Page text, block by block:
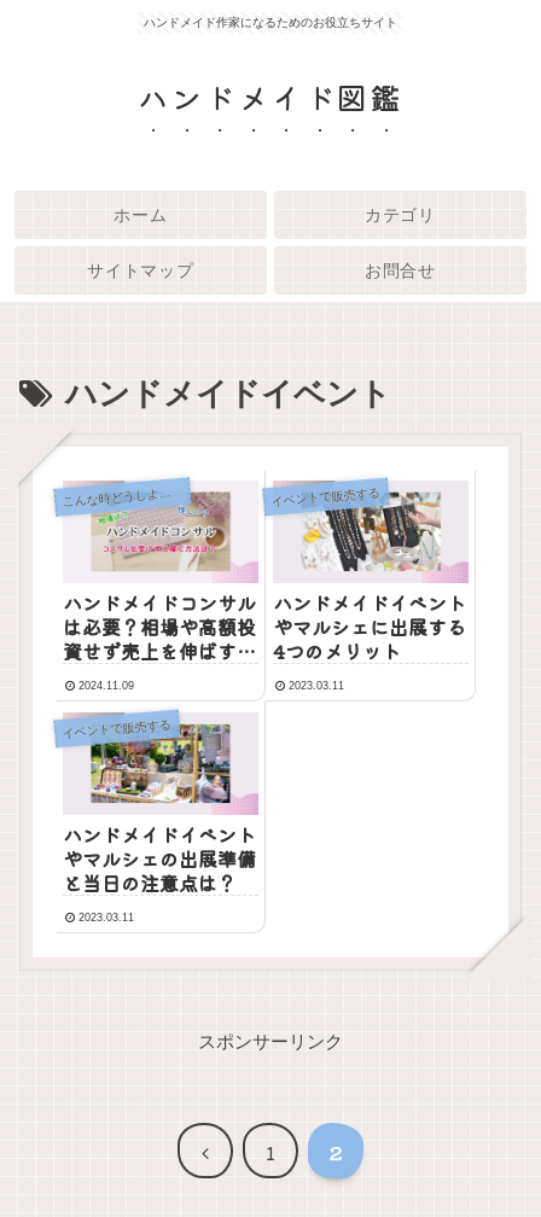
ハンドメイド作家になるためのお役立ちサイト
ハンドメイド図鑑
ホーム カテゴリ
サイトマップ お問合せ
ハンドメイドイベント
こ
んな時どうしよう？
ハンドメイドコンサル
は必要？相場や高額投
資せず売上を伸ばす方
法2024.11.09
イベントで販売する
ハンドメイドイベント
やマルシェに出展する
4つのメリット
2023.03.11
イベントで販売する
ハンドメイドイベント
やマルシェの出展準備
と当日の注意点は？
2023.03.11
スポンサーリンク
前
1 2